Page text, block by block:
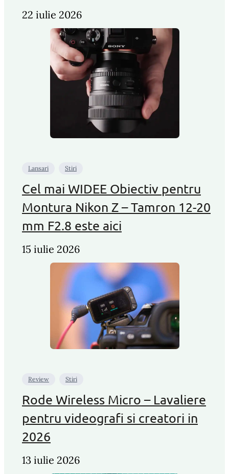
22 iulie 2026
Lansari Stiri
Cel mai WIDEE Obiectiv pentru
Montura Nikon Z – Tamron 12-20
mm F2.8 este aici
15 iulie 2026
Review Stiri
Rode Wireless Micro – Lavaliere
pentru videografi si creatori in
2026
13 iulie 2026